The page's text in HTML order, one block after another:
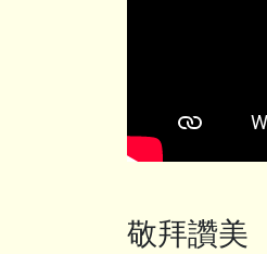
敬拜讚美